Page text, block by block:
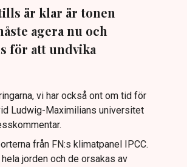
är klar är tonen
agera nu och
för att undvika
vi har också ont om tid för
Ludwig-Maximilians universitet
från FN:s klimatpanel IPCC.
jorden och de orsakas av